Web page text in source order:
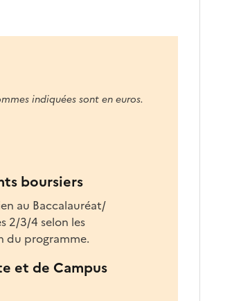
f
a
a
a
indiquées sont en euros.
boursiers
au Baccalauréat/
2/3/4 selon les
du programme.
et de Campus